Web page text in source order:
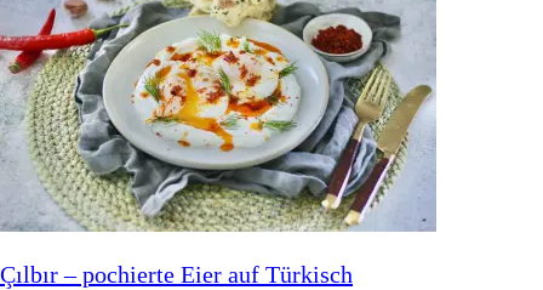
Çılbır – pochierte Eier auf Türkisch